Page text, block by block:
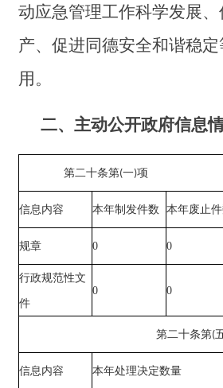
动应急管理工作科学发展
产、促进同德安全和谐稳
用。
二、主动公开政府信息
第二十条第(一)项
信息内容 本年制发件数 本年废止
规章 0 0
行政规范性文
件
0 0
第二十条第(
信息内容 本年处理决定数量